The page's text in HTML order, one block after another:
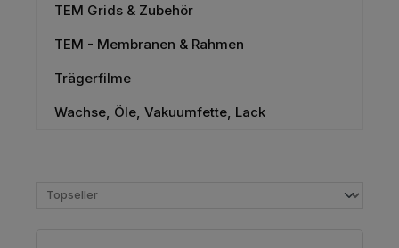
TEM Grids & Zubehör
TEM - Membranen & Rahmen
Trägerfilme
Wachse, Öle, Vakuumfette, Lack